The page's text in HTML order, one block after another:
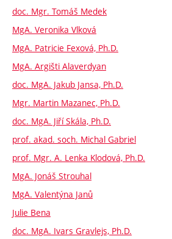
doc. Mgr. Tomáš Medek
MgA. Veronika Vlková
MgA. Patricie Fexová, Ph.D.
MgA. Argišti Alaverdyan
doc. MgA. Jakub Jansa, Ph.D.
Mgr. Martin Mazanec, Ph.D.
doc. MgA. Jiří Skála, Ph.D.
prof. akad. soch. Michal Gabriel
prof. Mgr. A. Lenka Klodová, Ph.D.
MgA. Jonáš Strouhal
MgA. Valentýna Janů
Julie Bena
doc. MgA. Ivars Gravlejs, Ph.D.